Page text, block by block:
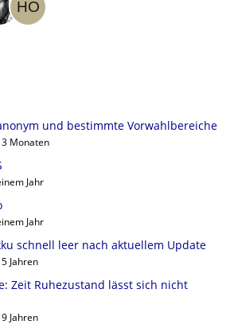
und bestimmte Vorwahlbereiche
Monaten
Jahr
Jahr
schnell leer nach aktuellem Update
Jahren
Zeit Ruhezustand lässt sich nicht
Jahren